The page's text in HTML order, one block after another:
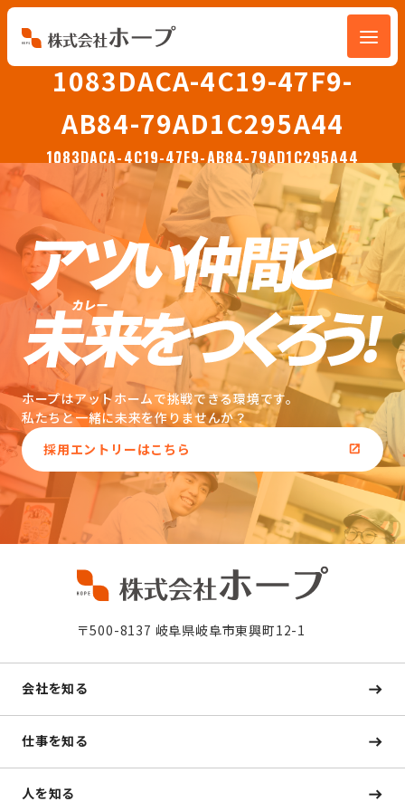
会社を知る
人を知る
環境を知る
お知らせ
ホープブログ
1083DACA-4C19-47F9-
AB84-79AD1C295A44
1083DACA-4C19-47F9-AB84-79AD1C295A44
ホープはアットホームで挑戦できる環境です。
私たちと一緒に未来を作りませんか？
採用エントリーはこちら
〒500-8137 岐阜県岐阜市東興町12-1
会社を知る
仕事を知る
人を知る